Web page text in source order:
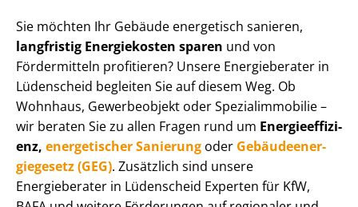
Sie möchten Ihr Gebäude energetisch sanieren,
langfristig Energiekosten sparen und von
Fördermitteln profitieren? Unsere Energieberater in
Lüdenscheid begleiten Sie auf diesem Weg. Ob
Wohnhaus, Gewerbeobjekt oder Spe­zi­al­im­mo­bi­lie –
wir beraten Sie zu allen Fragen rund um En­er­gie­ef­fi­zi­
enz, energetischer Sanierung oder Ge­bäu­de­en­er­
gie­ge­setz (GEG). Zusätzlich sind unsere
Energieberater in Lüdenscheid Experten für KfW,